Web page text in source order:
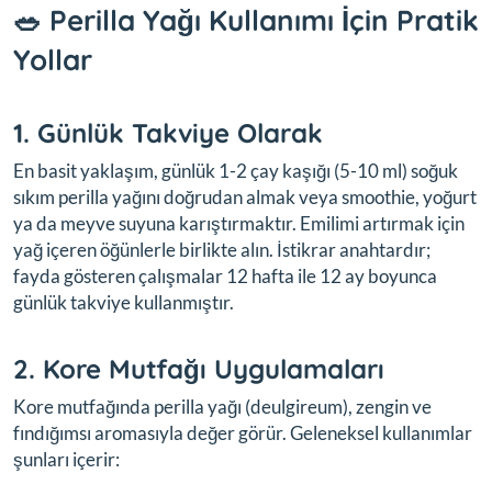
🥗 Perilla Yağı Kullanımı İçin Pratik
Yollar
1. Günlük Takviye Olarak
En basit yaklaşım, günlük 1-2 çay kaşığı (5-10 ml) soğuk
sıkım perilla yağını doğrudan almak veya smoothie, yoğurt
ya da meyve suyuna karıştırmaktır. Emilimi artırmak için
yağ içeren öğünlerle birlikte alın. İstikrar anahtardır;
fayda gösteren çalışmalar 12 hafta ile 12 ay boyunca
günlük takviye kullanmıştır.
2. Kore Mutfağı Uygulamaları
Kore mutfağında perilla yağı (deulgireum), zengin ve
fındığımsı aromasıyla değer görür. Geleneksel kullanımlar
şunları içerir: